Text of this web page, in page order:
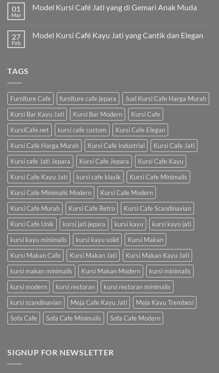
01
Mar
Model Kursi Café Jati yang di Gemari Anak Muda
27
Feb
Model Kursi Café Kayu Jati yang Cantik dan Elegan
TAGS
Furniture Cafe furniture cafe jepara
Jual Kursi Cafe Harga Murah
Kursi Bar Kayu Jati
Kursi Bar Modern
Kursi Cafe
KursiCafe.net
kursi cafe custom
Kursi Cafe Elegan
Kursi Cafe Harga Murah
Kursi Cafe Industrial
Kursi Cafe Jati
Kursi cafe Jati Jepara
Kursi Cafe Jepara
Kursi Cafe Kayu
Kursi Cafe Kayu Jati
kursi cafe klasik
Kursi Cafe Minimalis
Kursi Cafe Minimalis Modern
Kursi Cafe Modern
Kursi Cafe Murah
Kursi Cafe Retro
Kursi Cafe Scandinavian
Kursi Cafe Unik
kursi jati jepara kursi kayu
kursi kayu jati
kursi kayu minimalis
kursi kayu solid
Kursi Makan
Kursi Makan Cafe
Kursi Makan Jati
Kursi Makan Kayu Jati
kursi makan minimalis
Kursi Makan Modern
kursi minimalis
kursi modern
kursi restoran
kursi restoran minimalis
kursi scandinavian
Meja Cafe Kayu Jati
Meja Kayu Trembesi
Sofa Cafe
Sofa Cafe Minimalis Sofa Cafe Modern
SIGNUP FOR NEWSLETTER